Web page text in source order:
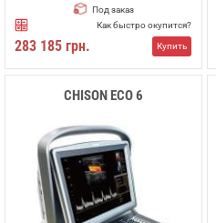
Под заказ
Как быстро окупится?
283 185 грн. Купить
CHISON ECO 6